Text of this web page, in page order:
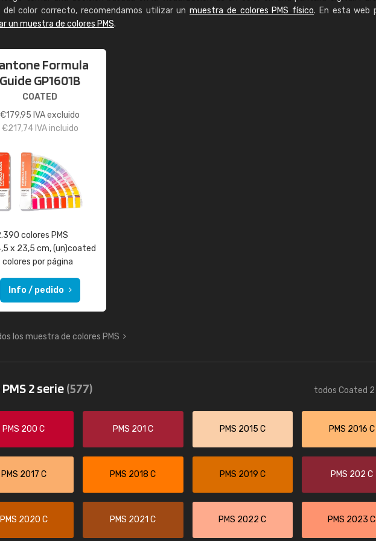
del color correcto, recomendamos utilizar unmuestra de colores PMS físico. En esta web
un muestra de colores PMS.
Formula
Guide GP1601B
COATED
€179,95 IVA excluido
€217,74IVA incluido
colores PMS
x 23,5 cm, (un)coated
colores por página
Info / pedido
los muestra de colores PMS
2 serie(577) todos Coated 2
PMS 200 C PMS 201 C PMS 2015 C PMS 2016 C
PMS 2017 C PMS 2018 C PMS 2019 C PMS 202 C
PMS 2020 C PMS 2021 C PMS 2022 C PMS 2023 C